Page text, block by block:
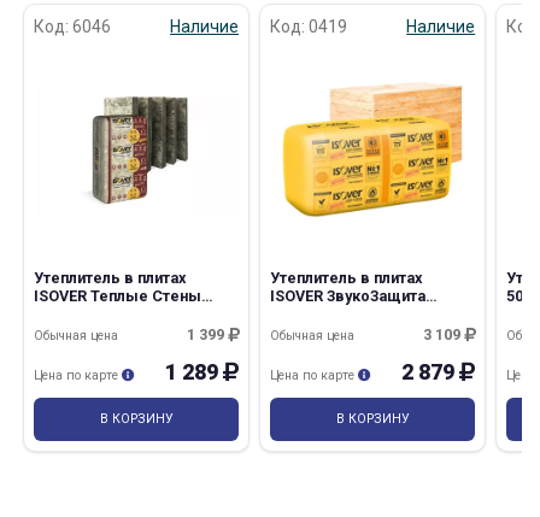
Код: 6046 Наличие
Утеплитель в плитах
ISOVER Теплые Стены
/5шт/40/0,305м3
1 399
Обычная цена
1 289
Цена по карте
В КОРЗИНУ
Код: 0419 Наличие
Утеплитель в плитах
ISOVER ЗвукоЗащита
/10шт/24/0,714м3
3 109
Обычная цена
2 879
Цена по карте
В КОРЗИНУ
50
Цена